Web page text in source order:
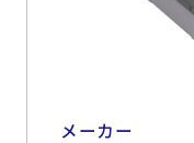
メーカー